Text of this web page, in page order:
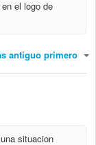
el logo de
antiguo primero
situacion